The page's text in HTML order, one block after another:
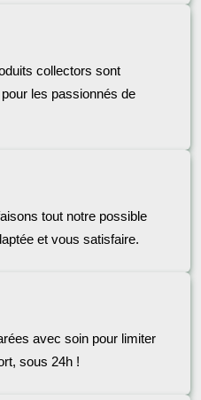
collectors sont
les passionnés de
tout notre possible
et vous satisfaire.
avec soin pour limiter
sous 24h !